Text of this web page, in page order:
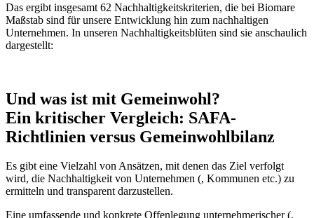
Das ergibt insgesamt 62 Nachhaltigkeitskriterien, die bei Biomare
Maßstab sind für unsere Entwicklung hin zum nachhaltigen
Unternehmen. In unseren Nachhaltigkeitsblüten sind sie anschaulich
dargestellt:
Und was ist mit Gemeinwohl?
Ein kritischer Vergleich: SAFA-
Richtlinien versus Gemeinwohlbilanz
Es gibt eine Vielzahl von Ansätzen, mit denen das Ziel verfolgt
wird, die Nachhaltigkeit von Unternehmen (, Kommunen etc.) zu
ermitteln und transparent darzustellen.
Eine umfassende und konkrete Offenlegung unternehmerischer (,